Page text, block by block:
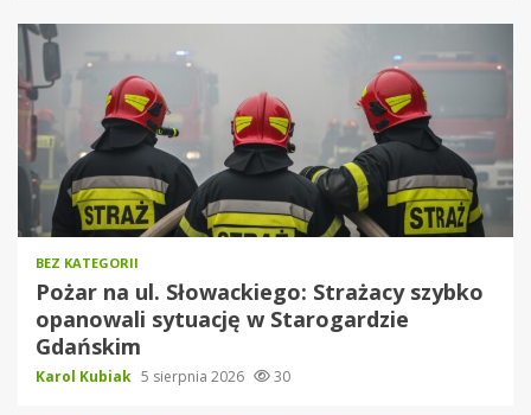
BEZ KATEGORII
Pożar na ul. Słowackiego: Strażacy szybko
opanowali sytuację w Starogardzie
Gdańskim
Karol Kubiak 5 sierpnia 2026 30